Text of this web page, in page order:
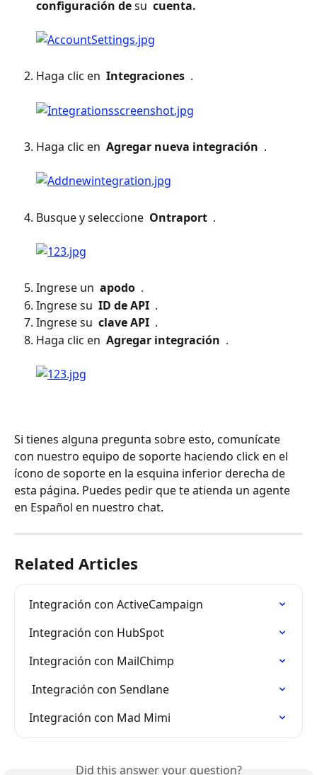
configuración de su cuenta.
Haga clic en Integraciones .
Haga clic en Agregar nueva integración .
Busque y seleccione Ontraport .
Ingrese un apodo .
Ingrese su ID de API .
Ingrese su clave API .
Haga clic en Agregar integración .
Si tienes alguna pregunta sobre esto, comunícate
con nuestro equipo de soporte haciendo click en el
ícono de soporte en la esquina inferior derecha de
esta página. Puedes pedir que te atienda un agente
en Español en nuestro chat.
Related Articles
Integración con ActiveCampaign
Integración con HubSpot
Integración con MailChimp
Integración con Sendlane
Integración con Mad Mimi
Did this answer your question?